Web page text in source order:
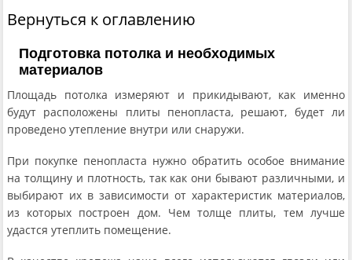
Вернуться к оглавлению
Подготовка потолка и необходимых
материалов
Площадь потолка измеряют и прикидывают, как именно
будут расположены плиты пенопласта, решают, будет ли
проведено утепление внутри или снаружи.
При покупке пенопласта нужно обратить особое внимание
на толщину и плотность, так как они бывают различными, и
выбирают их в зависимости от характеристик материалов,
из которых построен дом. Чем толще плиты, тем лучше
удастся утеплить помещение.